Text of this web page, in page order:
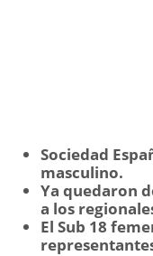
Sociedad
masculino.
Ya quedaron
a los
El Sub 18